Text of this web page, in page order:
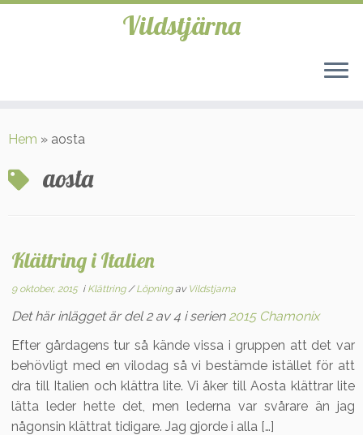
till
Vildstjärna
Hem » aosta
aosta
Klättring i Italien
9 oktober, 2015i Klättring/Löpningav Vildstjarna
Det här inlägget är del 2 av 4 i serien 2015 Chamonix
Efter gårdagens tur så kände vissa i gruppen att det var
behövligt med en vilodag så vi bestämde istället för att
dra till Italien och klättra lite. Vi åker till Aosta klättrar lite
lätta leder hette det, men lederna var svårare än jag
någonsin klättrat tidigare. Jag gjorde i alla […]